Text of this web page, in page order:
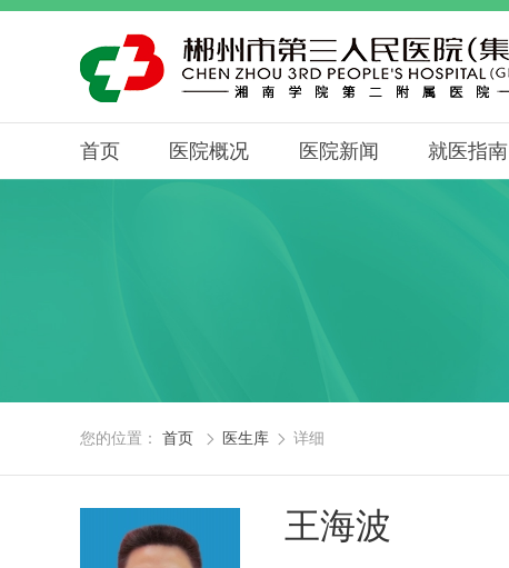
首页 医院概况 医院新闻 就医指南
您的位置： 首页  医生库  详细
王海波